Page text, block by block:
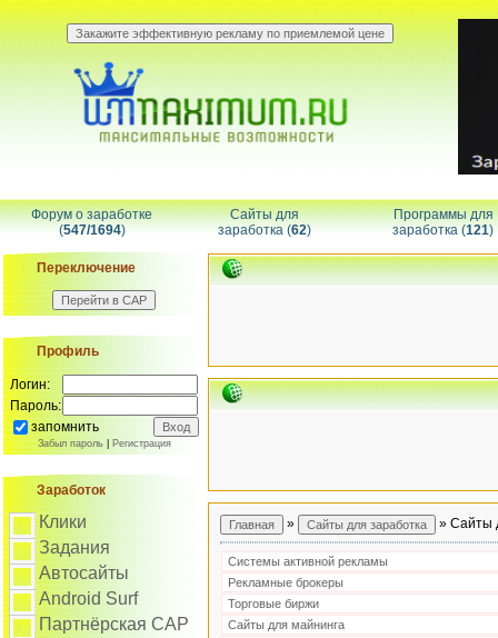
Форум о заработке
(547/1694)
Сайты для
заработка (62)
Программы для
заработка (121)
Переключение
Профиль
Логин:
Пароль:
запомнить
Забыл пароль| Регистрация
Заработок
Клики
Задания
Автосайты
Android Surf
Партнёрская САР
» » Сайты
Системы активной рекламы
Рекламные брокеры
Торговые биржи
Сайты для майнинга